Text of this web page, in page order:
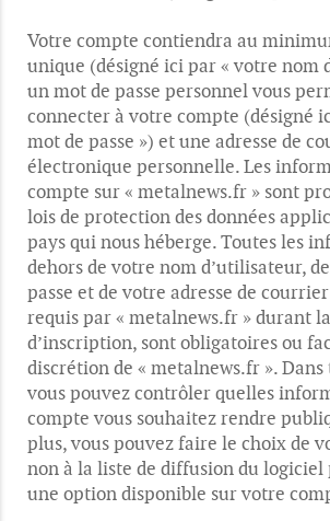
Votre compte contiendra au
unique (désigné ici par « votre nom
un mot de passe personnel vous
connecter à votre compte (désigné
mot de passe ») et une adresse de
électronique personnelle. Les
compte sur « metalnews.fr » sont
lois de protection des données
pays qui nous héberge. Toutes les
dehors de votre nom d’utilisateur,
passe et de votre adresse de
requis par « metalnews.fr » durant
d’inscription, sont obligatoires ou
discrétion de « metalnews.fr ». Dans
vous pouvez contrôler quelles
compte vous souhaitez rendre
plus, vous pouvez faire le choix de
non à la liste de diffusion du logiciel
une option disponible sur votre